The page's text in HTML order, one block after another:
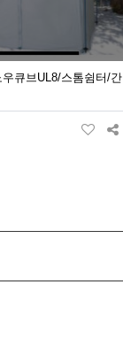
큐브UL8/스톰쉼터/간